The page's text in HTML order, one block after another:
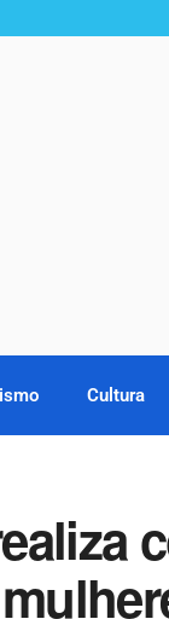
Cultura